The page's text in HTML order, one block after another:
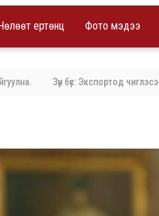
ертөнц Фото мэдээ
Зүүн бүс: Экспортод чиглэсэн